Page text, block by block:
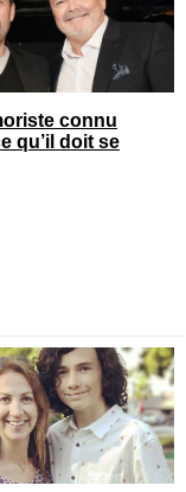
connu
qu’il doit se